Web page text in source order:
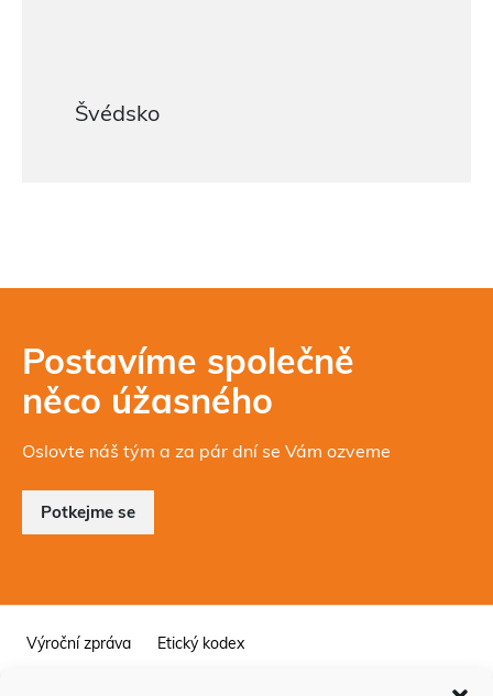
Švédsko
Postavíme společně
něco úžasného
Oslovte náš tým a za pár dní se Vám ozveme
Potkejme se
Výroční zpráva Etický kodex